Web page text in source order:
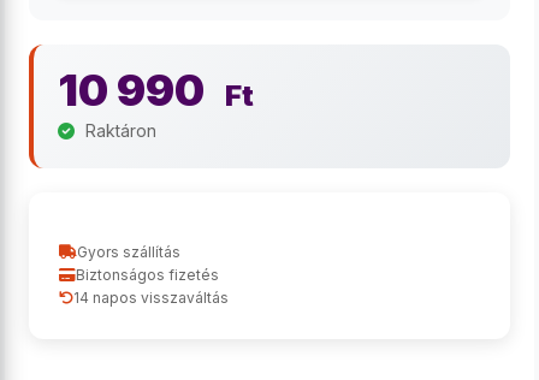
10 990 Ft
Raktáron
Gyors szállítás
Biztonságos fizetés
14 napos visszaváltás